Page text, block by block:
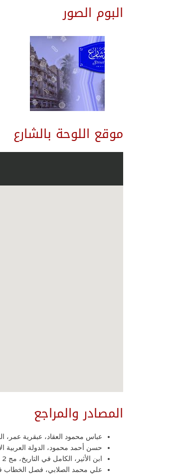
البوم الصور
موقع اللوحة بالشارع
المصادر والمراجع
عباس محمود العقاد، عبقرية عمر،
حسن أحمد محمود، الدولة العربية
ابن الأثير، الكامل في التاريخ، مج 2 و 3، دار صادر، 19179.
علي محمد الصلابي، فصل الخطاب في